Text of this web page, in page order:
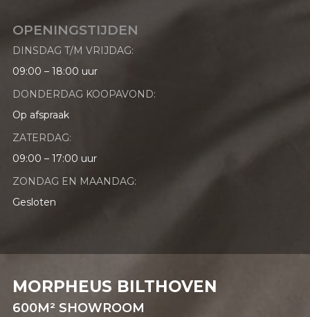
OPENINGSTIJDEN
DINSDAG T/M VRIJDAG:
09:00 – 18:00 uur
DONDERDAG KOOPAVOND:
Op afspraak
ZATERDAG:
09:00 – 17:00 uur
ZONDAG EN MAANDAG:
Gesloten
MORPHEUS BILTHOVEN
600M² SHOWROOM